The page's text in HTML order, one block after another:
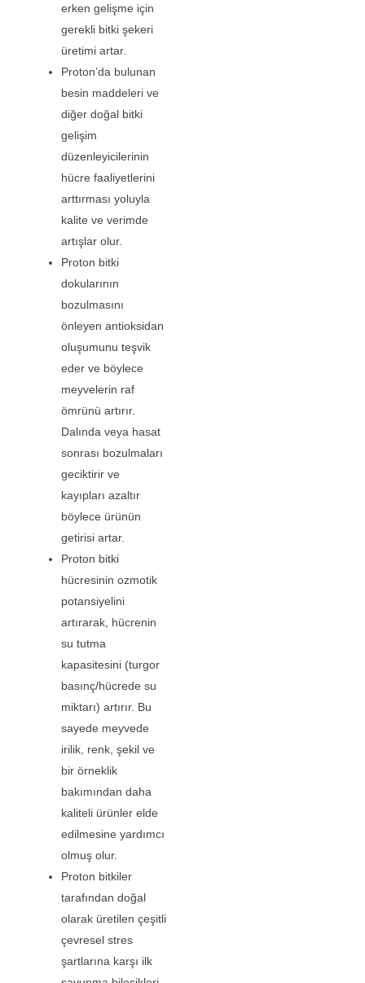
erken gelişme için
gerekli bitki şekeri
üretimi artar.
Proton’da bulunan
besin maddeleri ve
diğer doğal bitki
gelişim
düzenleyicilerinin
hücre faaliyetlerini
arttırması yoluyla
kalite ve verimde
artışlar olur.
Proton bitki
dokularının
bozulmasını
önleyen antioksidan
oluşumunu teşvik
eder ve böylece
meyvelerin raf
ömrünü artırır.
Dalında veya hasat
sonrası bozulmaları
geciktirir ve
kayıpları azaltır
böylece ürünün
getirisi artar.
Proton bitki
hücresinin ozmotik
potansiyelini
artırarak, hücrenin
su tutma
kapasitesini (turgor
basınç/hücrede su
miktarı) artırır. Bu
sayede meyvede
irilik, renk, şekil ve
bir örneklik
bakımından daha
kaliteli ürünler elde
edilmesine yardımcı
olmuş olur.
Proton bitkiler
tarafından doğal
olarak üretilen çeşitli
çevresel stres
şartlarına karşı ilk